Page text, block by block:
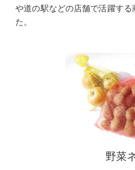
や道の駅などの店舗で活躍す
た。
野菜